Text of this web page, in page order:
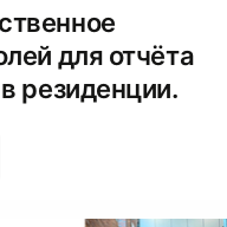
для отчёта
резиденции.